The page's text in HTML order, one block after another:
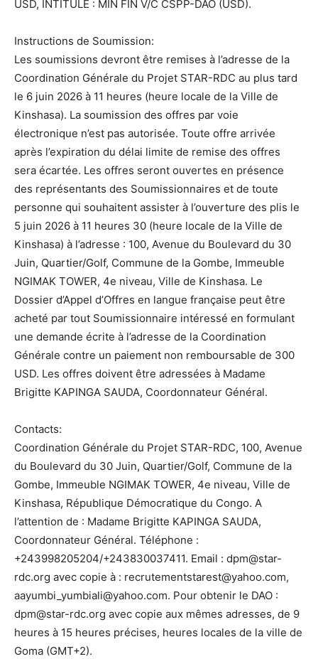
USD, INTITULE : MIN FIN V/C CSPP-DAO (USD).
Instructions de Soumission:
Les soumissions devront être remises à l’adresse de la
Coordination Générale du Projet STAR-RDC au plus tard
le 6 juin 2026 à 11 heures (heure locale de la Ville de
Kinshasa). La soumission des offres par voie
électronique n’est pas autorisée. Toute offre arrivée
après l’expiration du délai limite de remise des offres
sera écartée. Les offres seront ouvertes en présence
des représentants des Soumissionnaires et de toute
personne qui souhaitent assister à l’ouverture des plis le
5 juin 2026 à 11 heures 30 (heure locale de la Ville de
Kinshasa) à l’adresse : 100, Avenue du Boulevard du 30
Juin, Quartier/Golf, Commune de la Gombe, Immeuble
NGIMAK TOWER, 4e niveau, Ville de Kinshasa. Le
Dossier d’Appel d’Offres en langue française peut être
acheté par tout Soumissionnaire intéressé en formulant
une demande écrite à l’adresse de la Coordination
Générale contre un paiement non remboursable de 300
USD. Les offres doivent être adressées à Madame
Brigitte KAPINGA SAUDA, Coordonnateur Général.
Contacts:
Coordination Générale du Projet STAR-RDC, 100, Avenue
du Boulevard du 30 Juin, Quartier/Golf, Commune de la
Gombe, Immeuble NGIMAK TOWER, 4e niveau, Ville de
Kinshasa, République Démocratique du Congo. A
l’attention de : Madame Brigitte KAPINGA SAUDA,
Coordonnateur Général. Téléphone :
+243998205204/+243830037411. Email : dpm@star-
rdc.org avec copie à : recrutementstarest@yahoo.com,
aayumbi_yumbiali@yahoo.com. Pour obtenir le DAO :
dpm@star-rdc.org avec copie aux mêmes adresses, de 9
heures à 15 heures précises, heures locales de la ville de
Goma (GMT+2).